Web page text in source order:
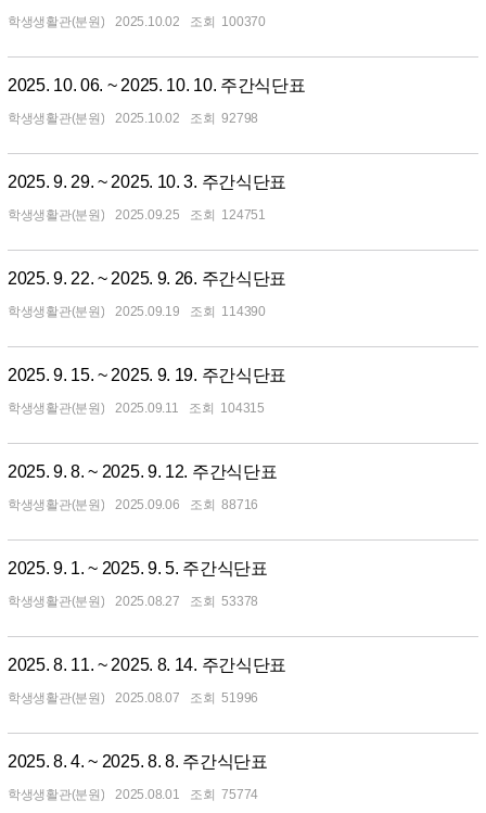
학생생활관(분원) 2025.10.02 100370
2025. 10. 06. ~ 2025. 10. 10. 주간식단표
학생생활관(분원) 2025.10.02 92798
2025. 9. 29. ~ 2025. 10. 3. 주간식단표
학생생활관(분원) 2025.09.25 124751
2025. 9. 22. ~ 2025. 9. 26. 주간식단표
학생생활관(분원) 2025.09.19 114390
2025. 9. 15. ~ 2025. 9. 19. 주간식단표
학생생활관(분원) 2025.09.11 104315
2025. 9. 8. ~ 2025. 9. 12. 주간식단표
학생생활관(분원) 2025.09.06 88716
2025. 9. 1. ~ 2025. 9. 5. 주간식단표
학생생활관(분원) 2025.08.27 53378
2025. 8. 11. ~ 2025. 8. 14. 주간식단표
학생생활관(분원) 2025.08.07 51996
2025. 8. 4. ~ 2025. 8. 8. 주간식단표
학생생활관(분원) 2025.08.01 75774